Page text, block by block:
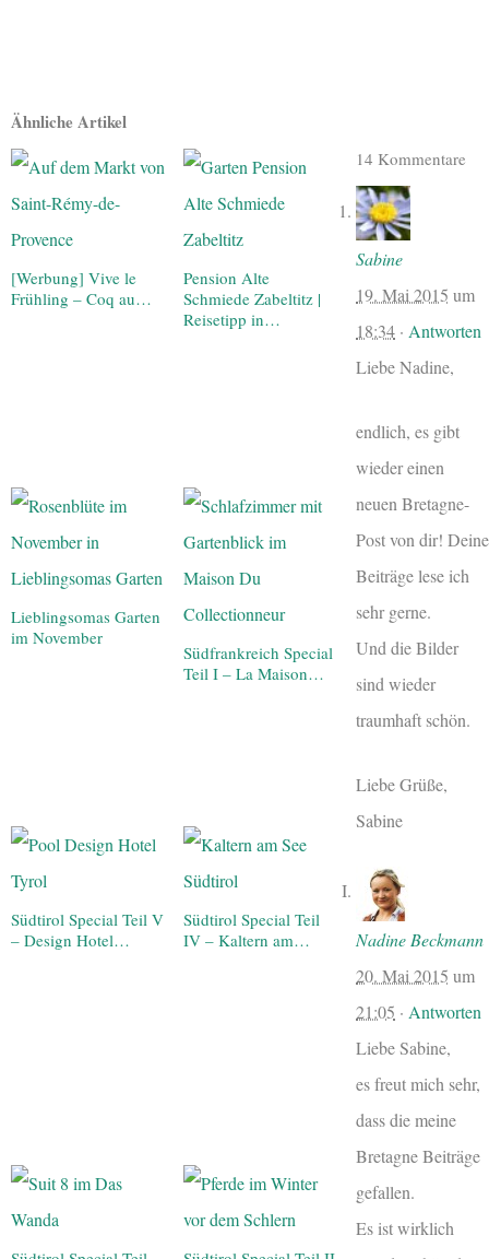
Ähnliche Artikel
[Werbung] Vive le
Frühling – Coq au…
Pension Alte
Schmiede Zabeltitz |
Reisetipp in…
Lieblingsomas Garten
im November
Südfrankreich Special
Teil I – La Maison…
Südtirol Special Teil V
– Design Hotel…
Südtirol Special Teil
IV – Kaltern am…
14 Kommentare
Sabine
19. Mai 2015 um
18:34 · Antworten
Liebe Nadine,
endlich, es gibt
wieder einen
neuen Bretagne-
Post von dir! Deine
Beiträge lese ich
sehr gerne.
Und die Bilder
sind wieder
traumhaft schön.
Liebe Grüße,
Sabine
Nadine Beckmann
20. Mai 2015 um
21:05 · Antworten
Liebe Sabine,
es freut mich sehr,
dass die meine
Bretagne Beiträge
gefallen.
Es ist wirklich